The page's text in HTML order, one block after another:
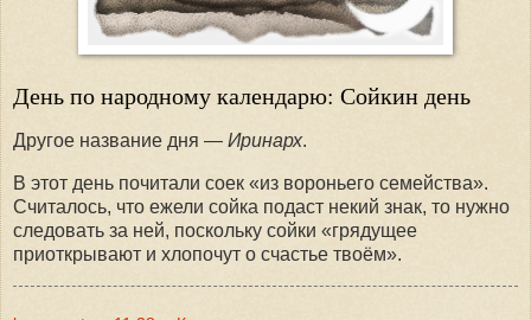
День по народному календарю: Сойкин день
Другое название дня — Иринарх.
В этот день почитали соек «из вороньего семейства».
Считалось, что ежели сойка подаст некий знак, то нужно
следовать за ней, поскольку сойки «грядущее
приоткрывают и хлопочут о счастье твоём».